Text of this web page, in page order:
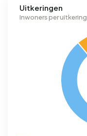
Uitkeringen
Inwoners per uitkering